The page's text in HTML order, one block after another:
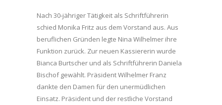
Nach 30-jähriger Tätigkeit als Schriftführerin
schied Monika Fritz aus dem Vorstand aus. Aus
beruflichen Gründen legte Nina Wilhelmer ihre
Funktion zurück. Zur neuen Kassiererin wurde
Bianca Burtscher und als Schriftführerin Daniela
Bischof gewählt. Präsident Wilhelmer Franz
dankte den Damen für den unermüdlichen
Einsatz. Präsident und der restliche Vorstand